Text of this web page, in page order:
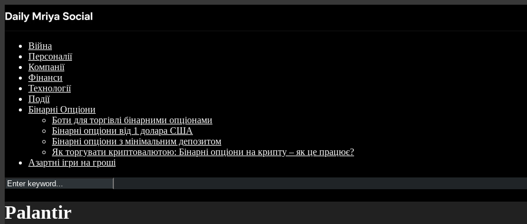
Війна
Персоналії
Компанії
Фінанси
Технології
Події
Бінарні Опціони
Боти для торгівлі бінарними опціонами
Бінарні опціони від 1 долара США
Бінарні опціони з мінімальним депозитом
Як торгувати криптовалютою: Бінарні опціони на крипту – як це працює?
Азартні ігри на гроші
Palantir